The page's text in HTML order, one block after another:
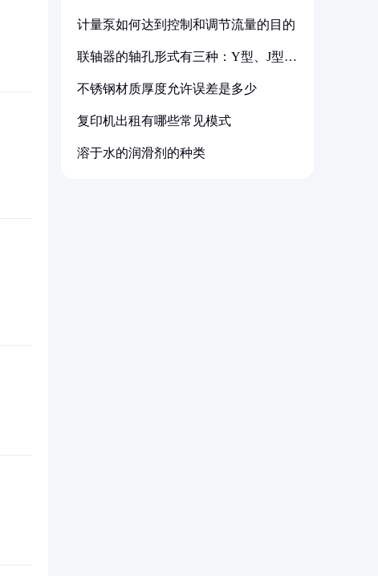
计量泵如何达到控制和调节流量的目的
联轴器的轴孔形式有三种：Y型、J型、
不锈钢材质厚度允许误差是多少
复印机出租有哪些常见模式
溶于水的润滑剂的种类